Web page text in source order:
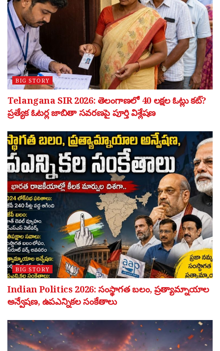
BIG STORY
Telangana SIR 2026: తెలంగాణలో 40 లక్షల ఓట్లు కట్?
ప్రత్యేక ఓటర్ల జాబితా సవరణపై పూర్తి విశ్లేషణ
BIG STORY
Indian Politics 2026: సంస్థాగత బలం, ప్రత్యామ్నాయాల
అన్వేషణ, ఉపఎన్నికల సంకేతాలు